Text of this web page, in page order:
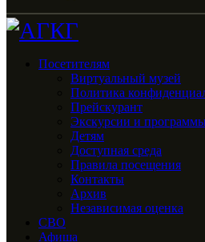
Посетителям
Виртуальный музей
Политика
Прейскурант
Экскурсии и
Детям
Доступная среда
Правила посещения
Контакты
Архив
Независимая оценка
СВО
Афиша